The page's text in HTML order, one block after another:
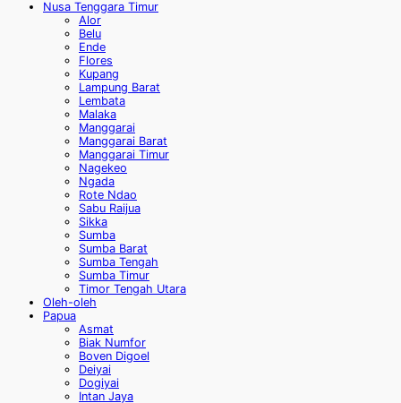
Nusa Tenggara Timur
Alor
Belu
Ende
Flores
Kupang
Lampung Barat
Lembata
Malaka
Manggarai
Manggarai Barat
Manggarai Timur
Nagekeo
Ngada
Rote Ndao
Sabu Raijua
Sikka
Sumba
Sumba Barat
Sumba Tengah
Sumba Timur
Timor Tengah Utara
Oleh-oleh
Papua
Asmat
Biak Numfor
Boven Digoel
Deiyai
Dogiyai
Intan Jaya